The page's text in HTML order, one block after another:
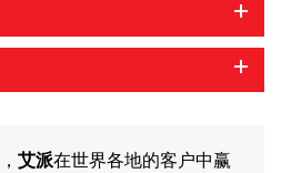
， 艾派在世界各地的客户中赢